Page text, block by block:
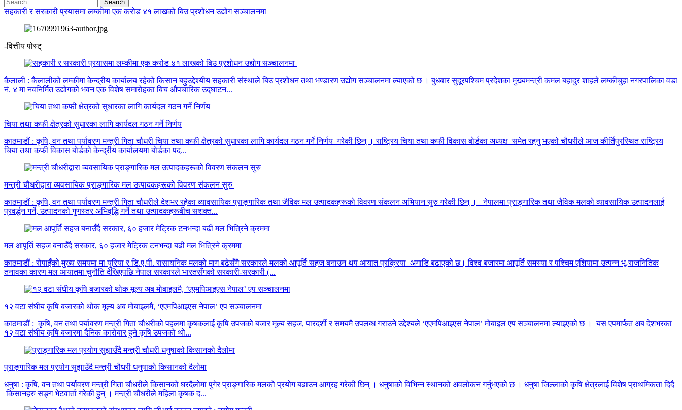
सहकारी र सरकारी प्रयासमा लम्कीमा एक करोड ४१ लाखको बिउ प्रशोधन उद्योग सञ्चालनमा
-वित्तीय पोस्ट्
कैलाली : कैलालीको लम्कीमा केन्द्रीय कार्यालय रहेको किसान बहुउद्देश्यीय सहकारी संस्थाले बिउ प्रशोधन तथा भण्डारण उद्योग सञ्चालनमा ल्याएको छ । बुधबार सुदूरपश्चिम प्रदेशका मुख्यमन्त्री कमल बहादुर शाहले लम्कीचुहा नगरपालिका वडा
नं. ४ मा नवनिर्मित उद्योगको भवन एक विशेष समारोहका बिच औपचारिक उद्घाटन...
चिया तथा कफी क्षेत्रको सुधारका लागि कार्यदल गठन गर्ने निर्णय
काठमाडौं : कृषि, वन तथा पर्यावरण मन्त्री गिता चौधरी चिया तथा कफी क्षेत्रको सुधारका लागि कार्यदल गठन गर्ने निर्णय गरेकी छिन् । राष्ट्रिय चिया तथा कफी विकास बोर्डका अध्यक्ष समेत रहनु भएको चौधरीले आज कीर्तिपुरस्थित राष्ट्रिय
चिया तथा कफी विकास बोर्डको केन्द्रीय कार्यालयमा बोर्डका पद...
मन्त्री चौधरीद्वारा व्यवसायिक प्राङ्गारिक मल उत्पादकहरूको विवरण संकलन सुरु
काठमाडौं : कृषि, वन तथा पर्यावरण मन्त्री गिता चौधरीले देशभर रहेका व्यावसायिक प्राङ्गारिक तथा जैविक मल उत्पादकहरूको विवरण संकलन अभियान सुरु गरेकी छिन् । नेपालमा प्राङ्गारिक तथा जैविक मलको व्यावसायिक उत्पादनलाई
प्रवर्द्धन गर्ने, उत्पादनको गुणस्तर अभिवृद्धि गर्ने तथा उत्पादकहरूबीच सशक्त...
मल आपूर्ति सहज बनाउँदै सरकार, ६० हजार मेट्रिक टनभन्दा बढी मल भित्रिने क्रममा
काठमाडौं : रोपाइँको मुख्य समयमा मा युरिया र डि.ए.पी. रासायनिक मलको माग बढेसँगै सरकारले मलको आपूर्ति सहज बनाउन थप आयात प्रक्रिया अगाडि बढाएको छ। विश्व बजारमा आपूर्ति समस्या र पश्चिम एशियामा उत्पन्न भू-राजनितिक
तनावका कारण मल आयातमा चुनौति देखिएपछि नेपाल सरकारले भारतसँगको सरकारी-सरकारी (...
१२ वटा संघीय कृषि बजारको थोक मूल्य अब मोबाइलमै, ‘एएमपिआइएस नेपाल’ एप सञ्चालनमा
काठमाडौं : कृषि, वन तथा पर्यावरण मन्त्री गिता चौधरीको पहलमा कृषकलाई कृषि उपजको बजार मूल्य सहज, पारदर्शी र समयमै उपलब्ध गराउने उद्देश्यले ‘एएमपिआइएस नेपाल’ मोबाइल एप सञ्चालनमा ल्याइएको छ । यस एपमार्फत अब देशभरका
१२ वटा संघीय कृषि बजारमा दैनिक कारोबार हुने कृषि उपजको थो...
प्राङ्गारिक मल प्रयोग सुझाउँदै मन्त्री चौधरी धनुषाको किसानको दैलोमा
धनुषा : कृषि, वन तथा पर्यावरण मन्त्री गिता चौधरीले किसानको घरदैलोमा पुगेर प्राङ्गारिक मलको प्रयोग बढाउन आग्रह गरेकी छिन् । धनुषाको विभिन्न स्थानको अवलोकन गर्नुभएको छ । धनुषा जिल्लाको कृषि क्षेत्रलाई विशेष प्राथमिकता दिदै
किसानहरु सङ्ग भेटवार्ता गरेकी हुन् । मन्त्री चौधरीले महिला कृषक द...